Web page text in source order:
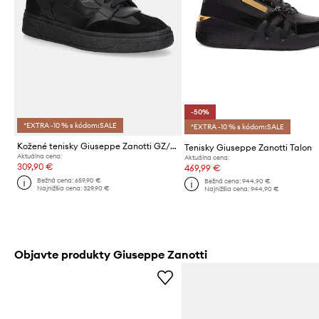
*EXTRA -10 % s kódom:SALE
Kožené tenisky Giuseppe Zanotti GZ/94
Aktuálna cena:
309,90 €
Bežná cena:659,90 €
Najnižšia cena:329,90 €
-50%
*EXTRA -10 % s kódom:SALE
Tenisky Giuseppe Zanotti Talon
Aktuálna cena:
469,99 €
Bežná cena: 944,90 €
Najnižšia cena: 944,90 €
Objavte produkty Giuseppe Zanotti